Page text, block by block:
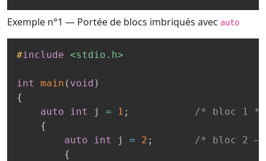
Exemple n°1 — Portée de blocs imbriqués avec auto
#include <stdio.h>
int main ( void )
{
auto
int j = 1 ;
/* bloc 1 */
{
auto
int j = 2 ;
/* bloc 2 —
{